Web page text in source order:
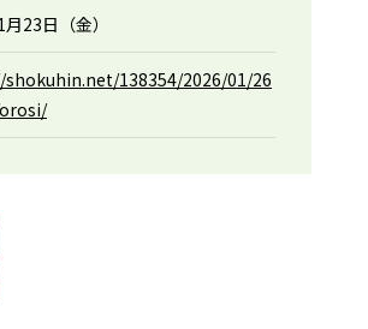
23日（金）
138354/2026/01/26